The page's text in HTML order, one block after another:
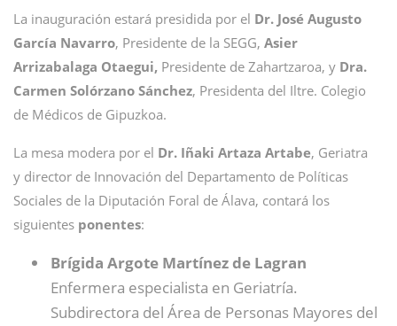
La inauguración estará presidida por el Dr. José Augusto
García Navarro, Presidente de la SEGG, Asier
Arrizabalaga Otaegui, Presidente de Zahartzaroa, y Dra.
Carmen Solórzano Sánchez, Presidenta del Iltre. Colegio
de Médicos de Gipuzkoa.
La mesa modera por el Dr. Iñaki Artaza Artabe, Geriatra
y director de Innovación del Departamento de Políticas
Sociales de la Diputación Foral de Álava, contará los
siguientes ponentes:
Brígida Argote Martínez de Lagran
Enfermera especialista en Geriatría.
Subdirectora del Área de Personas Mayores del